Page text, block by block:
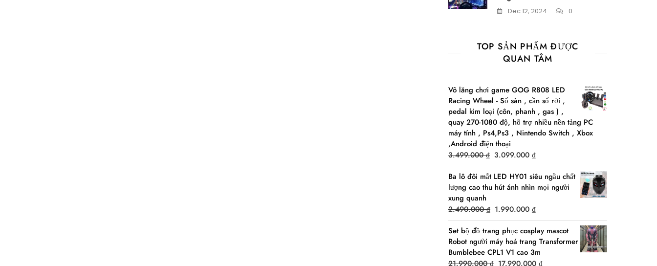
Dec 12, 2024 0
TOP SẢN PHẨM ĐƯỢC
QUAN TÂM
Vô lăng chơi game GOG R808 LED
Racing Wheel - Số sàn , cần số rời ,
pedal kim loại (côn, phanh , gas ) ,
quay 270-1080 độ, hỗ trợ nhiều nền tảng PC
máy tính , Ps4,Ps3 , Nintendo Switch , Xbox
,Android điện thoại
3.499.000₫ Original
price
was:
3.499.000 ₫.
3.099.000 ₫
price
is:
3.099.000 ₫.
Ba lô đôi mắt LED HY01 siêu ngầu chất
lượng cao thu hút ánh nhìn mọi người
xung quanh
2.490.000₫ Original
price
was:
2.490.000 ₫.
1.990.000 ₫
price
is:
1.990.000 ₫.
Set bộ đồ trang phục cosplay mascot
Robot người máy hoá trang Transformer
Bumblebee CPL1 V1 cao 3m
21.990.000₫ Original
17.990.000 ₫